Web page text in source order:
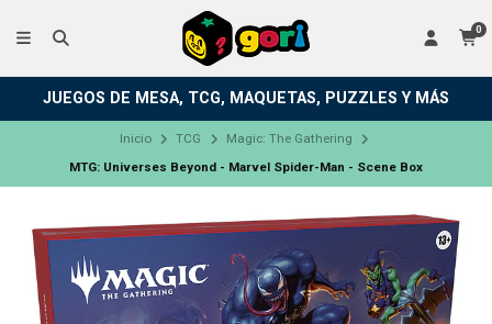
0
JUEGOS DE MESA, TCG, MAQUETAS, PUZZLES Y MÁS
Inicio TCG
Magic: The Gathering
MTG: Universes Beyond - Marvel Spider-Man - Scene Box